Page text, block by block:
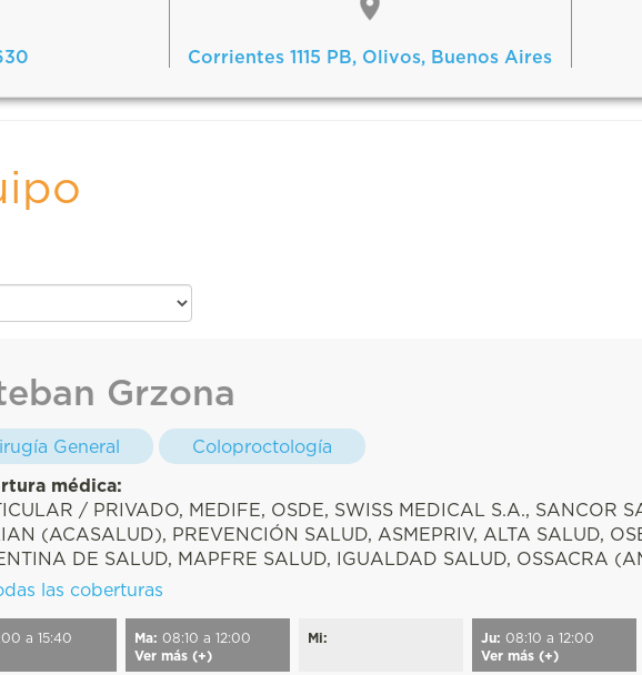
Corrientes 1115 PB, Olivos, Buenos Aires
Grzona
General
Coloproctología
médica:
/ PRIVADO, MEDIFE, OSDE, SWISS MEDICAL S.A., SANCOR
(ACASALUD), PREVENCIÓN SALUD, ASMEPRIV, ALTA SALUD,
DE SALUD, MAPFRE SALUD, IGUALDAD SALUD, OSSACRA
...
las coberturas
a 15:40 Ma: 08:10 a 12:00
Ver más (+)
Mi: Ju: 08:10 a 12:00
Ver más (+)